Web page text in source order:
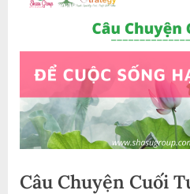
Câu Chuyện Cuối